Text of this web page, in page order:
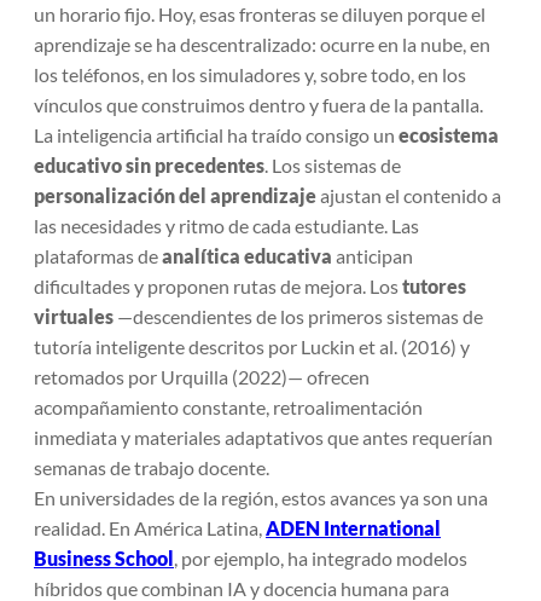
un horario fijo. Hoy, esas fronteras se diluyen porque el
aprendizaje se ha descentralizado: ocurre en la nube, en
los teléfonos, en los simuladores y, sobre todo, en los
vínculos que construimos dentro y fuera de la pantalla.
La inteligencia artificial ha traído consigo un ecosistema
educativo sin precedentes. Los sistemas de
personalización del aprendizajeajustan el contenido a
las necesidades y ritmo de cada estudiante. Las
plataformas deanalítica educativa anticipan
dificultades y proponen rutas de mejora. Lostutores
virtuales —descendientes de los primeros sistemas de
tutoría inteligente descritos por Luckin et al. (2016) y
retomados por Urquilla (2022)— ofrecen
acompañamiento constante, retroalimentación
inmediata y materiales adaptativos que antes requerían
semanas de trabajo docente.
En universidades de la región, estos avances ya son una
realidad. En América Latina,ADEN International
Business School, por ejemplo, ha integrado modelos
híbridos que combinan IA y docencia humana para